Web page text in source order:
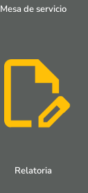
Mesa de servicio
Relatoria